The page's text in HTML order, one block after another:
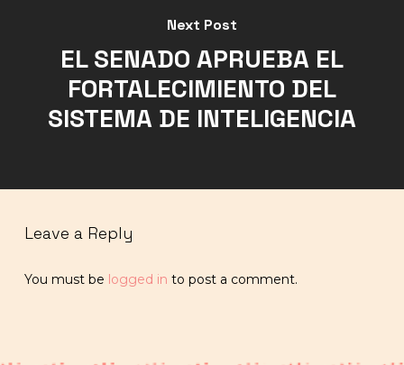
Next Post
EL SENADO APRUEBA EL
FORTALECIMIENTO DEL
SISTEMA DE INTELIGENCIA
Leave a Reply
You must be logged in to post a comment.